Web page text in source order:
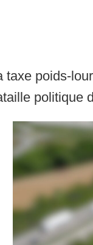
taxe poids-
politique